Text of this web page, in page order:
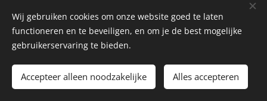
bestelling uit te voeren door een onvoorziene
omstandigheid buiten zijn wil, is er sprake van
overmacht.
In geval van overmacht heeft de Verkoper het recht om
de uitvoering van de bestelling geheel of gedeeltelijk op
Wij gebruiken cookies om onze website goed te laten
functioneren en te beveiligen, en om je de best mogelijke
gebruikerservaring te bieden.
Accepteer alleen noodzakelijke Alles accepteren